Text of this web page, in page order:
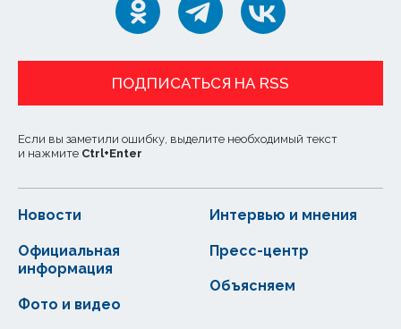
ПОДПИСАТЬСЯ НА RSS
Если вы заметили ошибку, выделите необходимый текст
и нажмите Ctrl+Enter
Новости
Официальная
информация
Интервью и мнения
Фото и видео
Пресс-центр
Объясняем